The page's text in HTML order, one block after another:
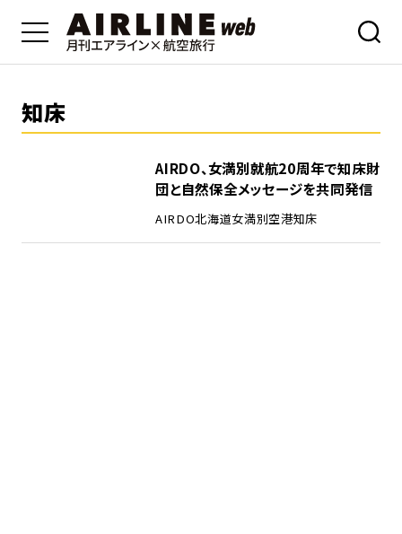
知床
AIRDO、女満別就航20周年で知床財
団と自然保全メッセージを共同発信
AIRDO北海道女満別空港知床